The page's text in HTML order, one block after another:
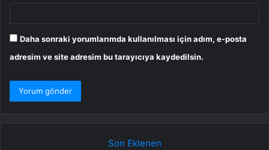
Daha sonraki yorumlarımda kullanılması için adım, e-posta
adresim ve site adresim bu tarayıcıya kaydedilsin.
Son Eklenen